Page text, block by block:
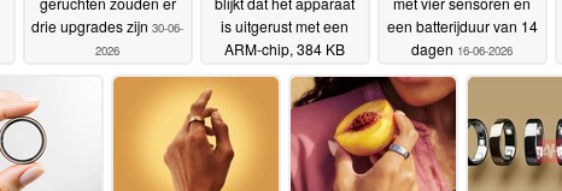
drie upgrades zijn 30-06-
2026
is uitgerust met een
ARM-chip, 384 KB
onmogelijk zijn23-06-
2026
een batterijduur van 14
dagen 16-06-2026